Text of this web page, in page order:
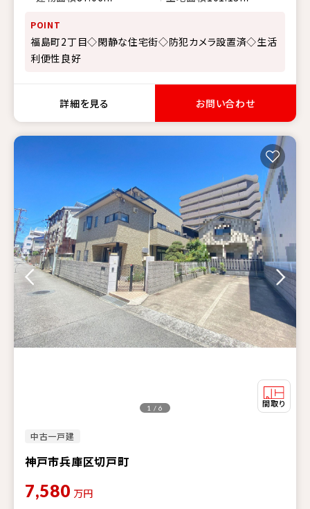
POINT
福島町2丁目◇閑静な住宅街◇防犯カメラ設置済◇生活
利便性良好
詳細を見る お問い合わせ
中古一戸建
神戸市兵庫区切戸町
1 / 6
7,580 万円